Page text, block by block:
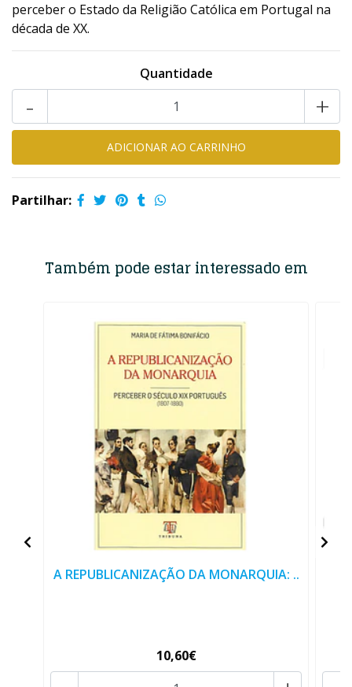
perceber o Estado da Religião Católica em Portugal na
década de XX.
Quantidade
+
-
Partilhar:
Também pode estar interessado em
A REPUBLICANIZAÇÃO DA MONARQUIA: ..
10,60€